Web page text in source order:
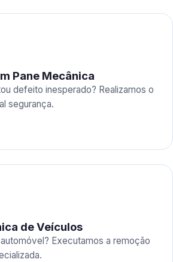
Pane Mecânica
defeito inesperado? Realizamos o
segurança.
de Veículos
Executamos a remoção